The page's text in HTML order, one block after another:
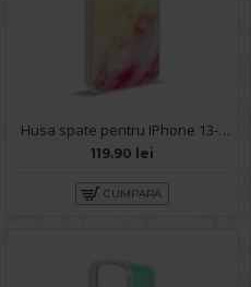
Husa spate pentru IPhone 13- Happy case
119.90 lei
CUMPARA